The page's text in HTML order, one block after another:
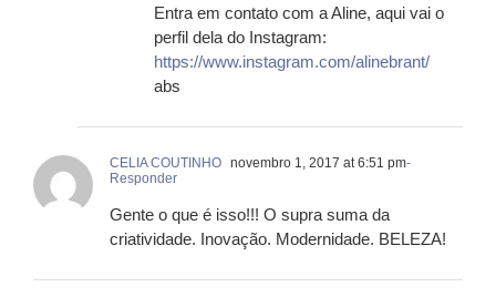
Entra em contato com a Aline, aqui vai o
perfil dela do Instagram:
https://www.instagram.com/alinebrant/
abs
CELIA COUTINHO novembro 1, 2017 at 6:51 pm-
Responder
Gente o que é isso!!! O supra suma da
criatividade. Inovação. Modernidade. BELEZA!